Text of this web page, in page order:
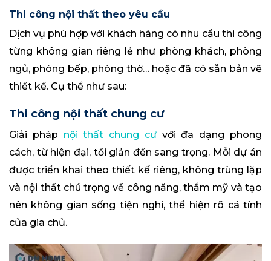
Thi công nội thất theo yêu cầu
Dịch vụ phù hợp với khách hàng có nhu cầu thi công
từng không gian riêng lẻ như phòng khách, phòng
ngủ, phòng bếp, phòng thờ… hoặc đã có sẵn bản vẽ
thiết kế. Cụ thể như sau:
Thi công nội thất chung cư
Giải pháp nội thất chung cưvới đa dạng phong
cách, từ hiện đại, tối giản đến sang trọng. Mỗi dự án
được triển khai theo thiết kế riêng, không trùng lặp
và nội thất chú trọng về công năng, thẩm mỹ và tạo
nên không gian sống tiện nghi, thể hiện rõ cá tính
của gia chủ.